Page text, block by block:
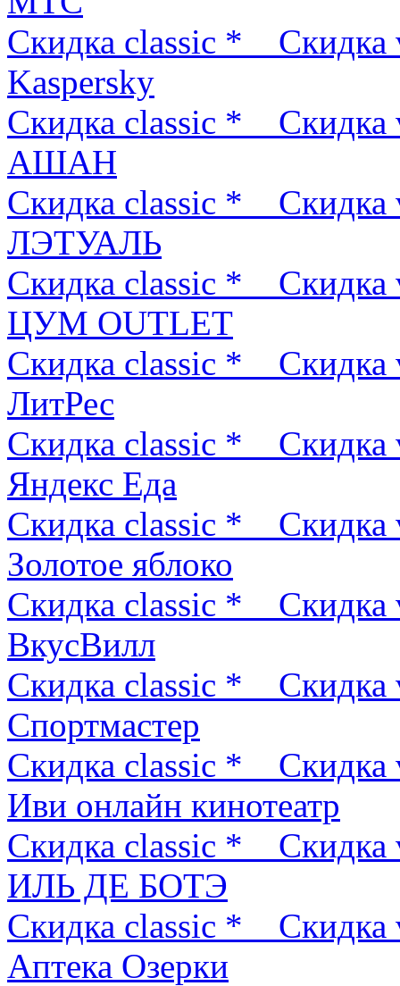
Скидка classic *
Скидка
Kaspersky
Скидка classic *
Скидка
АШАН
Скидка classic *
Скидка
ЛЭТУАЛЬ
Скидка classic *
Скидка
ЦУМ OUTLET
Скидка classic *
Скидка
ЛитРес
Скидка classic *
Скидка
Яндекс Еда
Скидка classic *
Скидка
Золотое яблоко
Скидка classic *
Скидка
ВкусВилл
Скидка classic *
Скидка
Спортмастер
Скидка classic *
Скидка
Иви онлайн кинотеатр
Скидка classic *
Скидка
ИЛЬ ДЕ БОТЭ
Скидка classic *
Скидка
Аптека Озерки